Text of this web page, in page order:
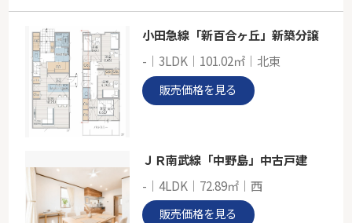
-
103.03㎡
神奈川県川崎市幸区塚越３丁目
小田急線「新百合ヶ丘」新築分譲
-｜3LDK｜101.02㎡｜北東
販売価格を見る
ＪＲ南武線「中野島」中古戸建
-｜4LDK｜72.89㎡｜西
販売価格を見る